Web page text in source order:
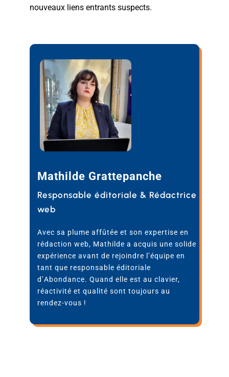
nouveaux liens entrants suspects.
Mathilde Grattepanche
Responsable éditoriale & Rédactrice
web
Avec sa plume affûtée et son expertise en
rédaction web, Mathilde a acquis une solide
expérience avant de rejoindre l’équipe en
tant que responsable éditoriale
d’Abondance. Quand elle est au clavier,
réactivité et qualité sont toujours au
rendez-vous !